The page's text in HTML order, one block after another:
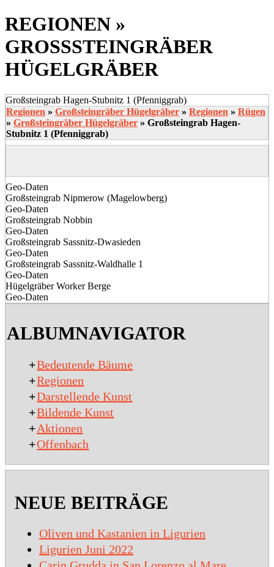
REGIONEN »
GROSSSTEINGRÄBER H
ÜGELGRÄBER
Großsteingrab Hagen-Stubnitz 1 (Pfenniggrab)
Regionen » Großsteingräber Hügelgräber » Regionen » Rügen
» Großsteingräber Hügelgräber » Großsteingrab Hagen-
Stubnitz 1 (Pfenniggrab)
Geo-Daten
Großsteingrab Nipmerow (Magelowberg)
Geo-Daten
Großsteingrab Nobbin
Geo-Daten
Großsteingrab Sassnitz-Dwasieden
Geo-Daten
Großsteingrab Sassnitz-Waldhalle 1
Geo-Daten
Hügelgräber Worker Berge
Geo-Daten
20
ALBUMNAVIGATOR
+Bedeutende Bäume
+Regionen
+Darstellende Kunst
+Bildende Kunst
+Aktionen
+Offenbach
NEUE BEITRÄGE
Oliven und Kastanien in Ligurien
Ligurien Juni 2022